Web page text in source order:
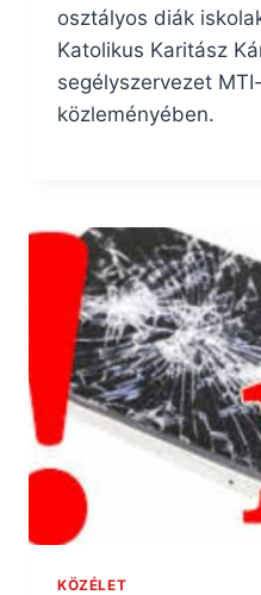
osztályos diák
Katolikus Karitász
segélyszervezet
közleményében.
KÖZÉLET